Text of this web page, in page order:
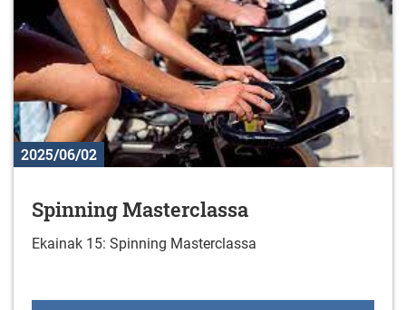
2025/06/02
Spinning Masterclassa
Ekainak 15: Spinning Masterclassa